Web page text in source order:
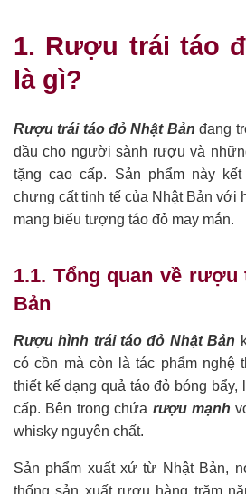
1. Rượu trái táo
là gì?
Rượu trái táo đỏ Nhật Bản đang
đầu cho người sành rượu và
tặng cao cấp. Sản phẩm này
chưng cất tinh tế của Nhật Bản với
mang biểu tượng táo đỏ may mắn.
1.1. Tổng quan về rượu
Bản
Rượu hình trái táo đỏ Nhật Bản
có cồn mà còn là tác phẩm nghệ
thiết kế dạng quả táo đỏ bóng
cấp. Bên trong chứa rượu mạnh
whisky nguyên chất.
Sản phẩm xuất xứ từ Nhật Bản,